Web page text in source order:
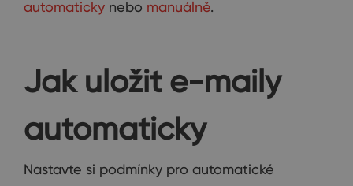
automaticky nebo manuálně.
Jak uložit e-maily
automaticky
Nastavte si podmínky pro automatické